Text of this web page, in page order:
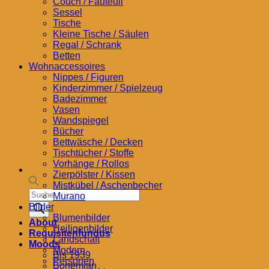
Products
search
About
Requisitenfundus
Moods
Bis 1939
Bohemian
Sessel
Tische
Kleine Tische / Säulen
Regal / Schrank
Betten
Wohnaccessoires
Nippes / Figuren
Kinderzimmer / Spielzeug
Badezimmer
Vasen
Wandspiegel
Bücher
Bettwäsche / Decken
Tischtücher / Stoffe
Vorhänge / Rollos
Zierpölster / Kissen
Mistkübel / Aschenbecher
Murano
Bilder
Blumenbilder
Heiligenbilder
Landschaft
Modern
Personen